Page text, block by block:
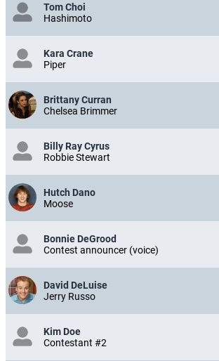
Tom Choi
Hashimoto
Kara Crane
Piper
Brittany Curran
Chelsea Brimmer
Billy Ray Cyrus
Robbie Stewart
Hutch Dano
Moose
Bonnie DeGrood
Contest announcer (voice)
David DeLuise
Jerry Russo
Kim Doe
Contestant #2